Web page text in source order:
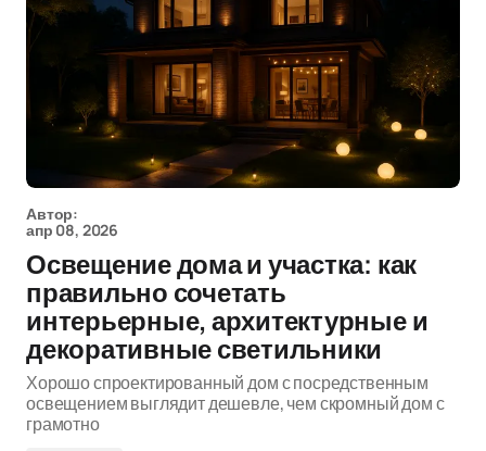
Автор:
апр 08, 2026
Освещение дома и участка: как
правильно сочетать
интерьерные, архитектурные и
декоративные светильники
Хорошо спроектированный дом с посредственным
освещением выглядит дешевле, чем скромный дом с
грамотно